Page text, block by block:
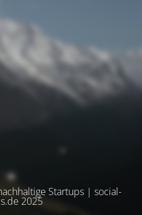
Startups | social-
2025